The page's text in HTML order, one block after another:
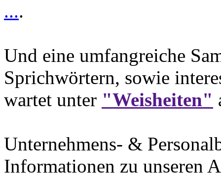
....
Und eine umfangreiche
Sprichwörtern, sowie
wartet unter "Weisheiten"
Unternehmens- &
Informationen zu unseren